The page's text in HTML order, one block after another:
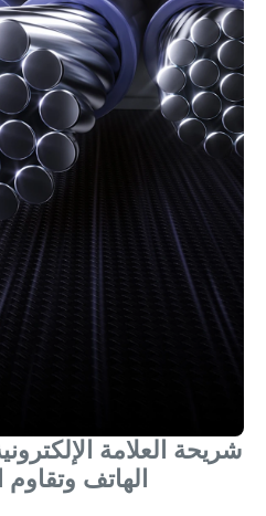
شريحة العلامة
الهاتف وتقاوم